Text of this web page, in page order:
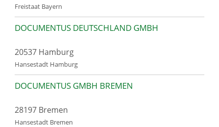
Freistaat Bayern
DOCUMENTUS DEUTSCHLAND GMBH
20537 Hamburg
Hansestadt Hamburg
DOCUMENTUS GMBH BREMEN
28197 Bremen
Hansestadt Bremen